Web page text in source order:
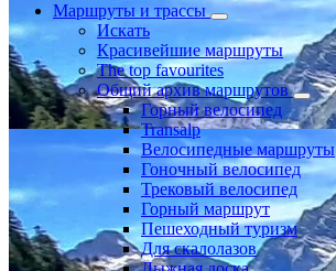
Маршруты и трассы
Искать
Красивейшие маршруты
The top favourites
Общий архив маршрутов
Горный велосипед
Transalp
Велосипедные маршруты
Гоночный велосипед
Трековый велосипед
Горный маршрут
Пешеходный туризм
Для скалолазов